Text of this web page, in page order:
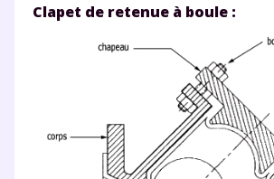
Clapet de retenue à boule :